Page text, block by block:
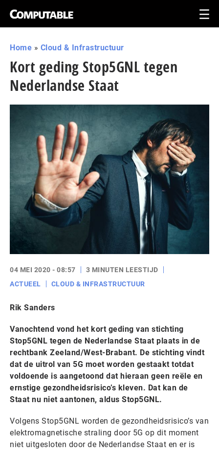
Home » Cloud & Infrastructuur
Kort geding Stop5GNL tegen
Nederlandse Staat
04 MEI 2020 - 08:57
3 MINUTEN LEESTIJD
ACTUEEL
CLOUD & INFRASTRUCTUUR
Rik Sanders
Vanochtend vond het kort geding van stichting
Stop5GNL tegen de Nederlandse Staat plaats in de
rechtbank Zeeland/West-Brabant. De stichting vindt
dat de uitrol van 5G moet worden gestaakt totdat
voldoende is aangetoond dat hieraan geen reële en
ernstige gezondheidsrisico’s kleven. Dat kan de
Staat nu niet aantonen, aldus Stop5GNL.
Volgens Stop5GNL worden de gezondheidsrisico’s van
elektromagnetische straling door 5G op dit moment
niet uitgesloten door de Nederlandse Staat en er is